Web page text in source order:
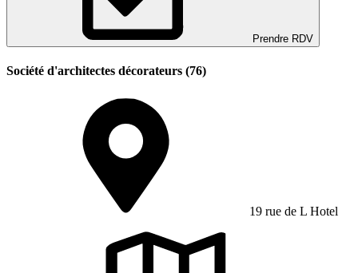
Prendre RDV
Société d'architectes décorateurs (76)
19 rue de L Hotel